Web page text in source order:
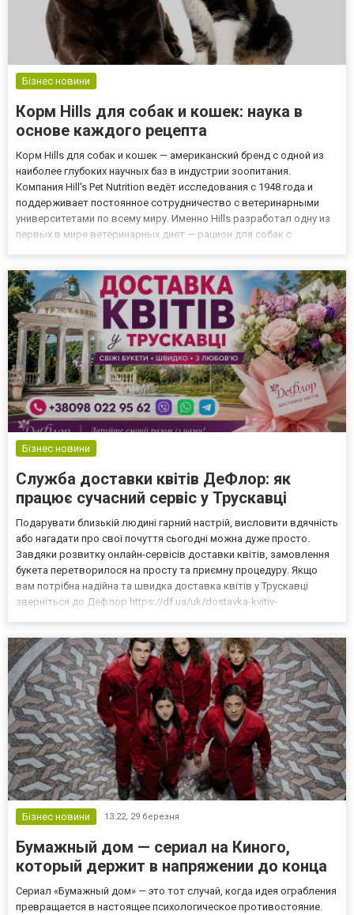
Бізнес новини
Корм Hills для собак и кошек: наука в
основе каждого рецепта
Корм Hills для собак и кошек — американский бренд с одной из
наиболее глубоких научных баз в индустрии зоопитания.
Компания Hill's Pet Nutrition ведёт исследования с 1948 года и
поддерживает постоянное сотрудничество с ветеринарными
университетами по всему миру. Именно Hills разработал одну из
первых в мире ветеринарных диет — рацион для собак с
Бізнес новини
Служба доставки квітів ДеФлор: як
працює сучасний сервіс у Трускавці
Подарувати близькій людині гарний настрій, висловити вдячність
або нагадати про свої почуття сьогодні можна дуже просто.
Завдяки розвитку онлайн-сервісів доставки квітів, замовлення
букета перетворилося на просту та приємну процедуру. Якщо
вам потрібна надійна та швидка доставка квітів у Трускавці
зверніться до Дефлор https://df.ua/uk/dostavka-kvitiv-
Бізнес новини 13:22, 29 березня
Бумажный дом — сериал на Киного,
который держит в напряжении до конца
Сериал «Бумажный дом» — это тот случай, когда идея ограбления
превращается в настоящее психологическое противостояние.